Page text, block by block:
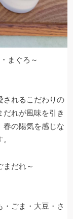
まぐろ～
されるこだわりの
れが風味を引き
春の陽気を感じな
だれ～
ごま・大豆・さ